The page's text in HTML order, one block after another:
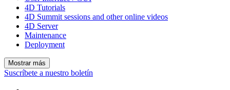
4D Tutorials
4D Summit sessions and other online videos
4D Server
Maintenance
Deployment
Mostrar más
Suscríbete a nuestro boletín